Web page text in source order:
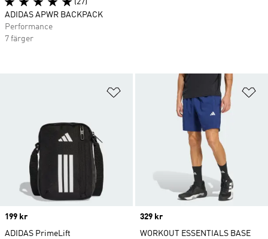
Lägg till på önskelistan
Price
199 kr
ADIDAS PrimeLift
Price
329 kr
WORKOUT ESSENTIALS BASE
(27)
ADIDAS APWR BACKPACK
Performance
7 färger